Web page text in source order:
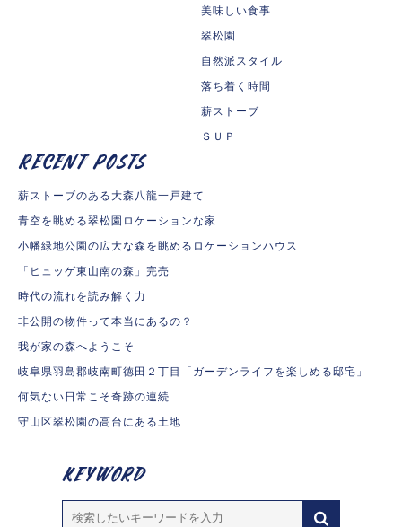
美味しい食事
翠松園
自然派スタイル
落ち着く時間
薪ストーブ
ＳＵＰ
薪ストーブのある大森八龍一戸建て
青空を眺める翠松園ロケーションな家
小幡緑地公園の広大な森を眺めるロケーションハウス
「ヒュッゲ東山南の森」完売
時代の流れを読み解く力
非公開の物件って本当にあるの？
我が家の森へようこそ
岐阜県羽島郡岐南町徳田２丁目「ガーデンライフを楽しめる邸宅」
何気ない日常こそ奇跡の連続
守山区翠松園の高台にある土地